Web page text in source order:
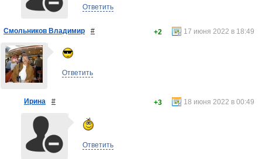
Ответить
Смольников Владимир # 17 июня 2022 в 18:49
+2
Ответить
Ирина # 18 июня 2022 в 00:49
+3
Ответить